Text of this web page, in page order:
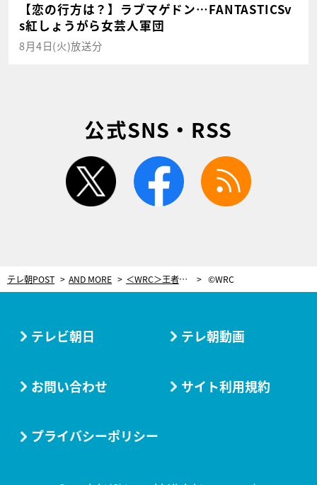
【恋の行方は？】ラブマゲドン…FANTASTICSv
s紅しょうがら女芸人軍団
8月4日(火)放送分
公式SNS・RSS
twitter facebook
テレ朝POST AND MORE ＜WRC＞王者オジェが開幕戦6連覇＆記念勝利 トヨタは3台とも入賞の好成績 ©WRC
テレビ朝日 テレ朝動画
お問い合わせ サイト利用規約
プライバシーポリシー